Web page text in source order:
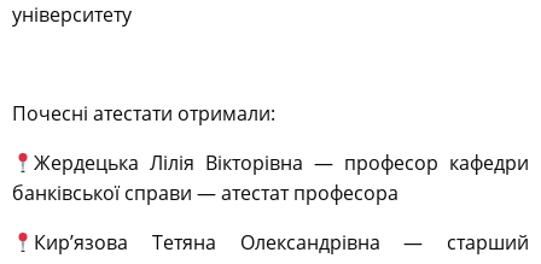
університету
Почесні атестати отримали:
Жердецька Лілія Вікторівна — професор кафедри
банківської справи — атестат професора
Кир’язова Тетяна Олександрівна — старший